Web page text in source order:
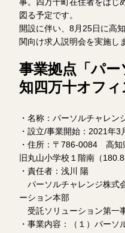
図る予定です。
開設に伴い、8月25日に高
関向け求人説明会を実施し
事業拠点「パ
知四万十オフ
・名称：パーソルチャレ
・設立/事業開始：2021年3
・住所：〒786-0084 高
旧丸山小学校１階南（
・責任者：浅川 陽
パーソルチャレンジ株式
ーション本部
受託ソリューション第一
・事業内容：（１）パーソ